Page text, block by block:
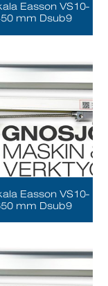
Easson VS10-
mm Dsub9
Easson VS10-
mm Dsub9